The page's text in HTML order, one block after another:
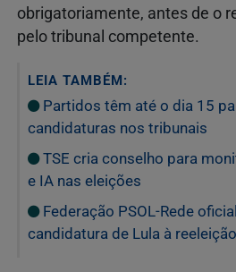
obrigatoriamente, antes de o
pelo tribunal competente.
LEIA TAMBÉM:
Partidos têm até o dia 15
candidaturas nos tribunais
TSE cria conselho para
e IA nas eleições
Federação PSOL-Rede
candidatura de Lula à reeleição